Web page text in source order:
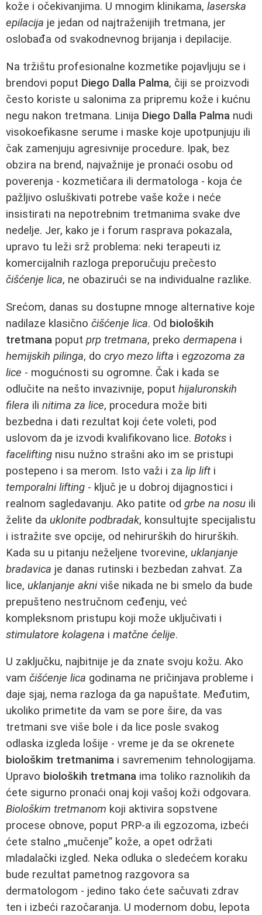
kože i očekivanjima. U mnogim klinikama, laserska
epilacija je jedan od najtraženijih tretmana, jer
oslobađa od svakodnevnog brijanja i depilacije.
Na tržištu profesionalne kozmetike pojavljuju se i
brendovi poput Diego Dalla Palma, čiji se proizvodi
često koriste u salonima za pripremu kože i kućnu
negu nakon tretmana. Linija Diego Dalla Palma nudi
visokoefikasne serume i maske koje upotpunjuju ili
čak zamenjuju agresivnije procedure. Ipak, bez
obzira na brend, najvažnije je pronaći osobu od
poverenja - kozmetičara ili dermatologa - koja će
pažljivo osluškivati potrebe vaše kože i neće
insistirati na nepotrebnim tretmanima svake dve
nedelje. Jer, kako je i forum rasprava pokazala,
upravo tu leži srž problema: neki terapeuti iz
komercijalnih razloga preporučuju prečesto
čišćenje lica, ne obazirući se na individualne razlike.
Srećom, danas su dostupne mnoge alternative koje
nadilaze klasično čišćenje lica. Od bioloških
tretmana poput prp tretmana, preko dermapena i
hemijskih pilinga, do cryo mezo lifta i egzozoma za
lice - mogućnosti su ogromne. Čak i kada se
odlučite na nešto invazivnije, poput hijaluronskih
filera ili nitima za lice, procedura može biti
bezbedna i dati rezultat koji ćete voleti, pod
uslovom da je izvodi kvalifikovano lice. Botoks i
facelifting nisu nužno strašni ako im se pristupi
postepeno i sa merom. Isto važi i za lip lift i
temporalni lifting - ključ je u dobroj dijagnostici i
realnom sagledavanju. Ako patite od grbe na nosu ili
želite da uklonite podbradak, konsultujte specijalistu
i istražite sve opcije, od nehirurških do hirurških.
Kada su u pitanju neželjene tvorevine, uklanjanje
bradavica je danas rutinski i bezbedan zahvat. Za
lice, uklanjanje akniviše nikada ne bi smelo da bude
prepušteno nestručnom ceđenju, već
kompleksnom pristupu koji može uključivati i
stimulatore kolagena i matčne ćelije.
U zaključku, najbitnije je da znate svoju kožu. Ako
vam čišćenje lica godinama ne pričinjava probleme i
daje sjaj, nema razloga da ga napuštate. Međutim,
ukoliko primetite da vam se pore šire, da vas
tretmani sve više bole i da lice posle svakog
odlaska izgleda lošije - vreme je da se okrenete
biološkim tretmanima i savremenim tehnologijama.
Upravo bioloških tretmana ima toliko raznolikih da
ćete sigurno pronaći onaj koji vašoj koži odgovara.
Biološkim tretmanom koji aktivira sopstvene
procese obnove, poput PRP-a ili egzozoma, izbeći
ćete stalno „mučenje” kože, a opet održati
mladalački izgled. Neka odluka o sledećem koraku
bude rezultat pametnog razgovora sa
dermatologom - jedino tako ćete sačuvati zdrav
ten i izbeći razočaranja. U modernom dobu, lepota